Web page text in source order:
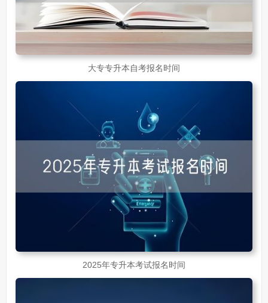
大专专升本自考报名时间
2025年专升本考试报名时间